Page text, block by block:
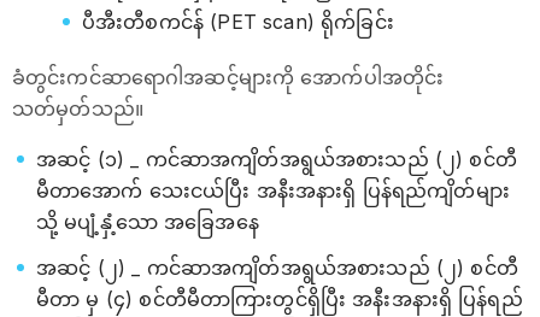
ပီအီးတီစကင်န် (PET scan) ရိုက်ခြင်း
ခံတွင်းကင်ဆာရောဂါအဆင့်များကို အောက်ပါအတိုင်း
သတ်မှတ်သည်။
အဆင့် (၁) _ ကင်ဆာအကျိတ်အရွယ်အစားသည် (၂) စင်တီ
မီတာအောက် သေးငယ်ပြီး အနီးအနားရှိ ပြန်ရည်ကျိတ်များ
သို့ မပျံ့နှံ့သော အခြေအနေ
အဆင့် (၂) _ ကင်ဆာအကျိတ်အရွယ်အစားသည် (၂) စင်တီ
မီတာ မှ (၄) စင်တီမီတာကြားတွင်ရှိပြီး အနီးအနားရှိ ပြန်ရည်